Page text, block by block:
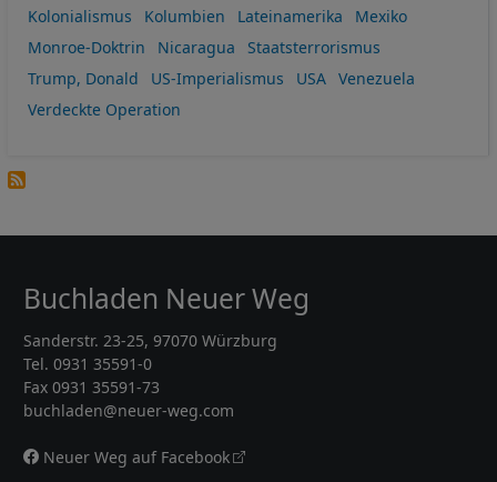
Kolonialismus
Kolumbien Lateinamerika
Mexiko
Monroe-Doktrin
Nicaragua
Staatsterrorismus
Trump, Donald
US-Imperialismus USA
Venezuela
Verdeckte Operation
Buchladen Neuer Weg
Sanderstr. 23-25, 97070 Würzburg
Tel. 0931 35591-0
Fax 0931 35591-73
buchladen@neuer-weg.com
Neuer Weg auf Facebook